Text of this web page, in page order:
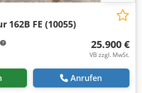
162B FE (10055)
25.900 €
VB zzgl. MwSt.
Anrufen